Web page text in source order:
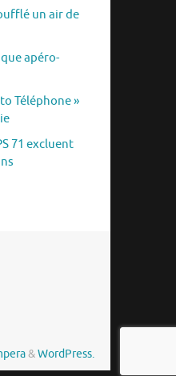
un air de
apéro-
Téléphone »
71 excluent
&WordPress.